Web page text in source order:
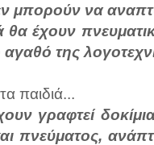
μπορούν να
θα έχουν
αγαθό της
παιδιά...
γραφτεί
πνεύματος,